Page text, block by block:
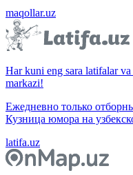
maqollar.uz
Har kuni eng sara latifalar
markazi!
Ежедневно только
Кузница юмора на
latifa.uz